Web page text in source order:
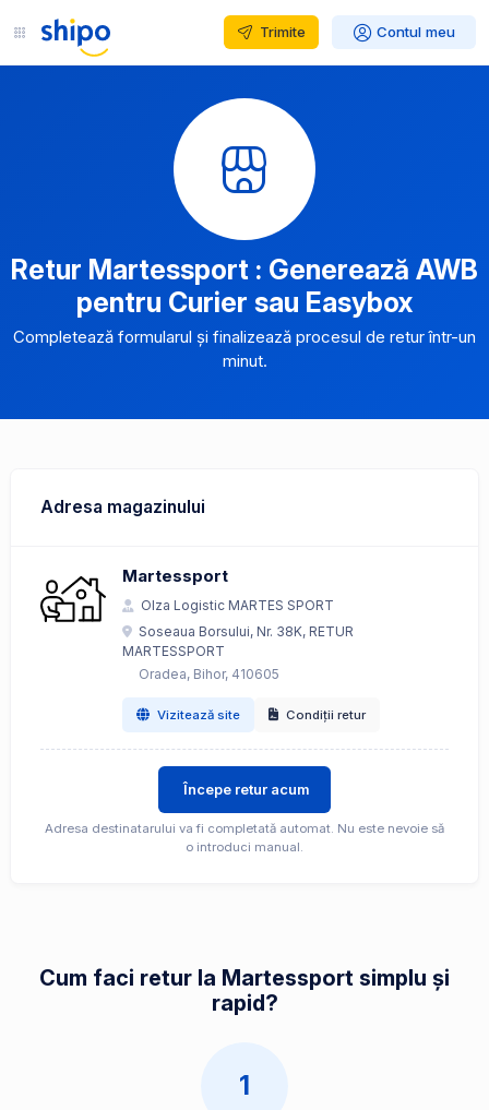
Trimite Contul meu
Retur Martessport : Generează AWB
pentru Curier sau Easybox
Completează formularul și finalizează procesul de retur într-un
minut.
Adresa magazinului
Martessport
Olza Logistic MARTES SPORT
Soseaua Borsului, Nr. 38K, RETUR
MARTESSPORT
Oradea, Bihor, 410605
Vizitează site Condiții retur
Începe retur acum
Adresa destinatarului va fi completată automat. Nu este nevoie să
o introduci manual.
Cum faci retur la Martessport simplu și
rapid?
1